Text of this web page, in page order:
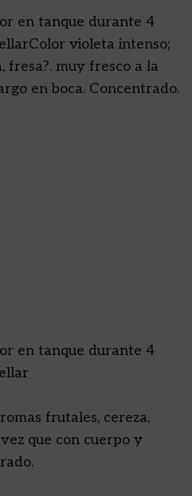
en tanque durante 4
violeta intenso;
fresa?. muy fresco a la
en boca. Concentrado.
en tanque durante 4
frutales, cereza,
que con cuerpo y